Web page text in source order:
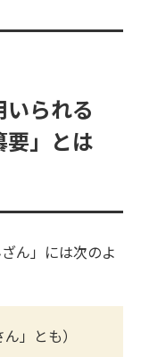
られる
要」とは
ん」には次のよ
」とも）